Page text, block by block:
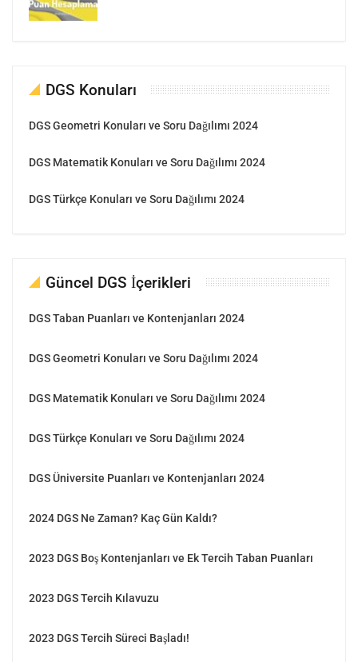
DGS Konuları
DGS Geometri Konuları ve Soru Dağılımı 2024
DGS Matematik Konuları ve Soru Dağılımı 2024
DGS Türkçe Konuları ve Soru Dağılımı 2024
Güncel DGS İçerikleri
DGS Taban Puanları ve Kontenjanları 2024
DGS Geometri Konuları ve Soru Dağılımı 2024
DGS Matematik Konuları ve Soru Dağılımı 2024
DGS Türkçe Konuları ve Soru Dağılımı 2024
DGS Üniversite Puanları ve Kontenjanları 2024
2024 DGS Ne Zaman? Kaç Gün Kaldı?
2023 DGS Boş Kontenjanları ve Ek Tercih Taban Puanları
2023 DGS Tercih Kılavuzu
2023 DGS Tercih Süreci Başladı!